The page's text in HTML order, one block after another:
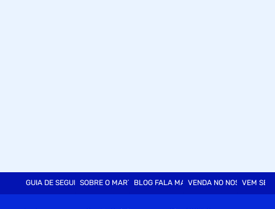
GUIA DE SEGURANÇASOBRE O MARTINSBLOG FALA MARTVENDA NO NOSSO SITE
VEM SER